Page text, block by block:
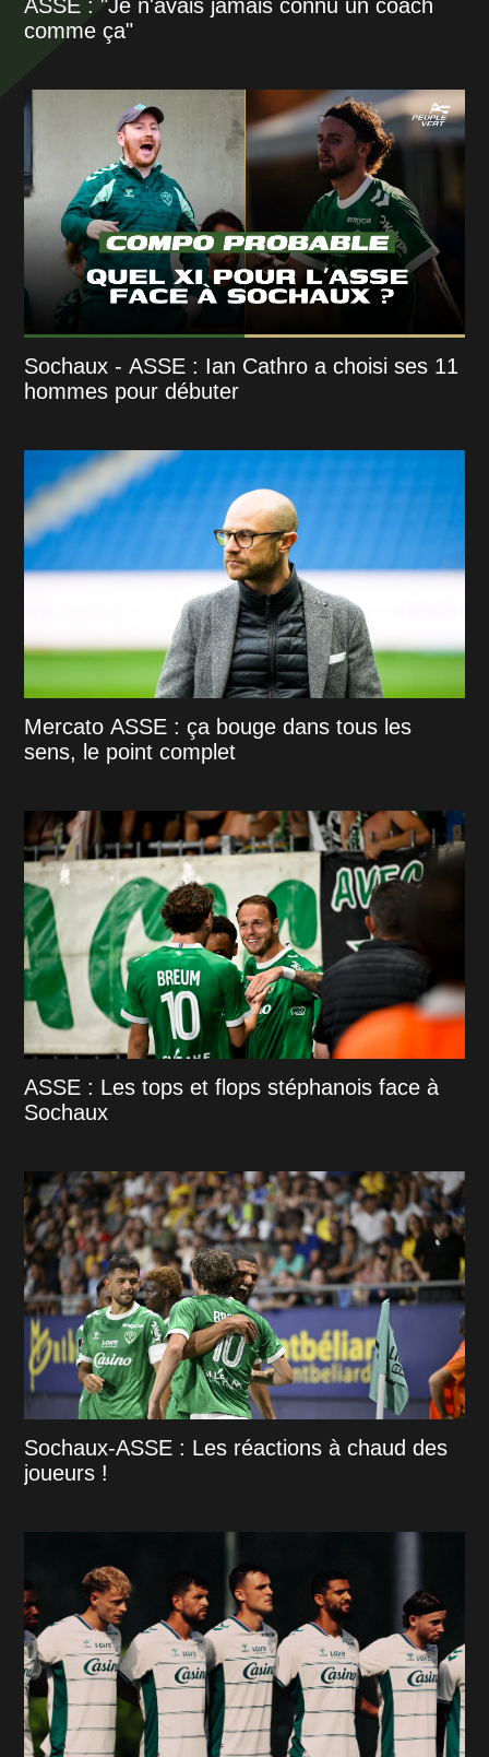
ASSE : "Je n'avais jamais connu un coach
comme ça"
Sochaux - ASSE : Ian Cathro a choisi ses 11
hommes pour débuter
Mercato ASSE : ça bouge dans tous les
sens, le point complet
ASSE : Les tops et flops stéphanois face à
Sochaux
Sochaux-ASSE : Les réactions à chaud des
joueurs !